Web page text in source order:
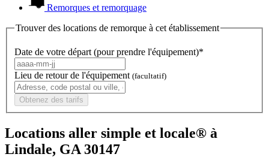
Remorques et remorquage
Trouver des locations de remorque à cet établissement
Date de votre départ (pour prendre l'équipement)*
Lieu de retour de l'équipement (facultatif)
Obtenez des tarifs
Locations aller simple et locale® à
Lindale, GA 30147